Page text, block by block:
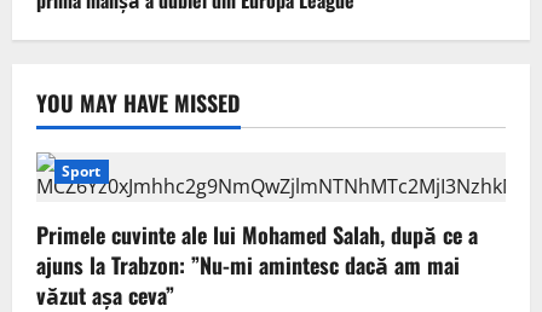
YOU MAY HAVE MISSED
Sport
Primele cuvinte ale lui Mohamed Salah, după ce a
ajuns la Trabzon: ”Nu-mi amintesc dacă am mai
văzut așa ceva”